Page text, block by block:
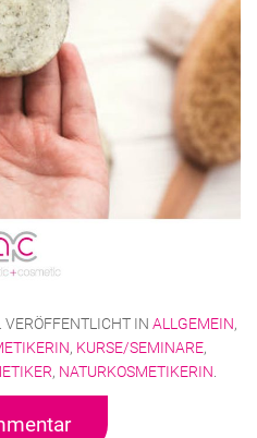
. VERÖFFENTLICHT IN ALLGEMEIN,
, KURSE/SEMINARE,
, NATURKOSMETIKERIN